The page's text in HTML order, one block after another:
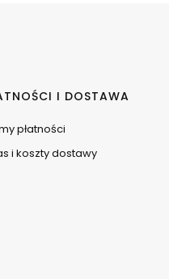
I DOSTAWA
płatności
i koszty dostawy